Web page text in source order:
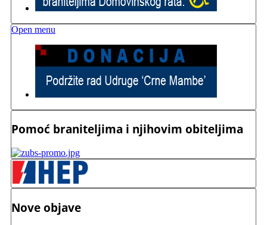
Open menu
Pomoć braniteljima i njihovim obiteljima
Nove objave